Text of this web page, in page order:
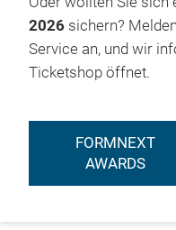
2026 sichern?
Service an, und wir
Ticketshop öffnet.
FORMNEXT
AWARDS